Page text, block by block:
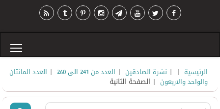
الرئيسية |
| نشرة الصادقين | العدد من 241 الى 260 | العدد المائتان
والواحد والاربعون | الصفحة الثانية